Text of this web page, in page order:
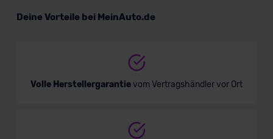
Deine Vorteile bei MeinAuto.de
Volle Herstellergarantievom Vertragshändler vor Ort